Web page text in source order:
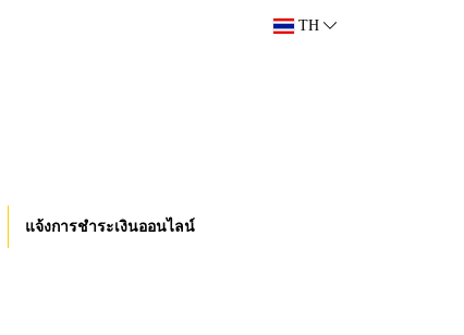
TH
แจ้งการชำระเงินออนไลน์